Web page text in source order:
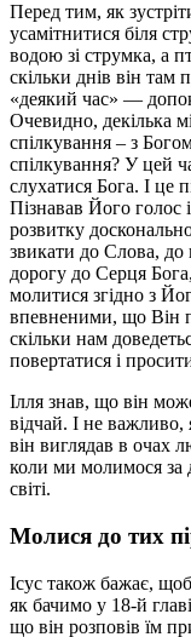
Перед тим, як
усамітнитися біля
водою зі струмка, а
скільки днів він там
«деякий час» —
Очевидно, декілька
спілкування – з
спілкування? У цей
слухатися Бога. І це
Пізнавав Його
розвитку
звикати до Слова, до
дорогу до Серця
молитися згідно з
впевненими, що Він
скільки нам
повертатися і
Ілля знав, що він
відчай. І не
він виглядав в очах
коли ми молимося за
світі.
Молися до тих
Ісус також бажає,
як бачимо у 18-й
що він розповів їм